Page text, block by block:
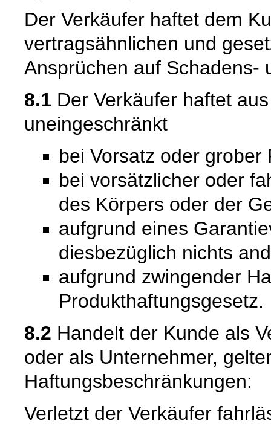
Der Verkäufer haftet dem
vertragsähnlichen und
Ansprüchen auf Schadens-
8.1 Der Verkäufer haftet
uneingeschränkt
bei Vorsatz oder grober
bei vorsätzlicher oder
des Körpers oder der
aufgrund eines
diesbezüglich nichts
aufgrund zwingender
Produkthaftungsgesetz.
8.2 Handelt der Kunde als
oder als Unternehmer,
Haftungsbeschränkungen:
Verletzt der Verkäufer